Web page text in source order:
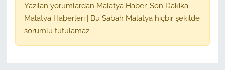
Yazılan yorumlardan Malatya Haber, Son Dakika
Malatya Haberleri | Bu Sabah Malatya hiçbir şekilde
sorumlu tutulamaz.